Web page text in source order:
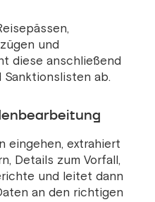
und
diese anschließend
Sanktionslisten ab.
eingehen, extrahiert
Details zum Vorfall,
und leitet dann
an den richtigen